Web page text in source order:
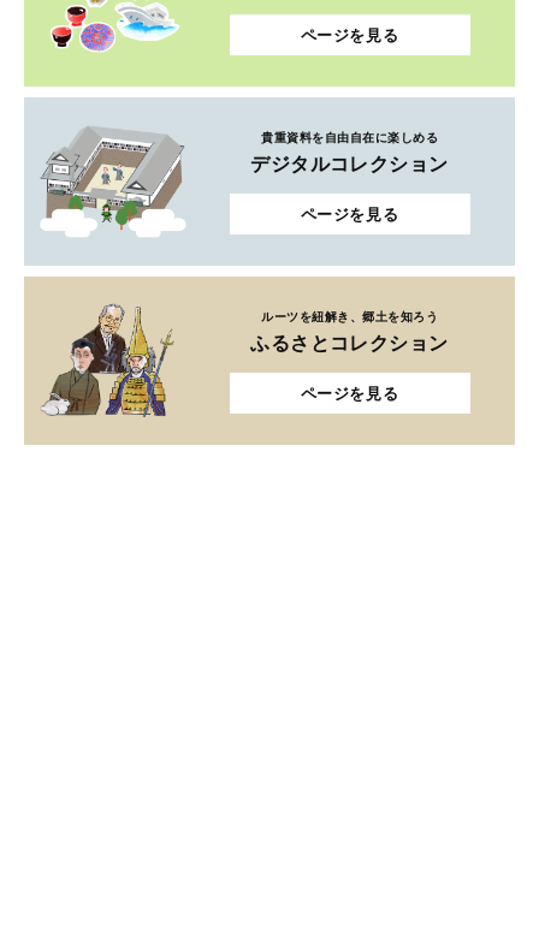
ページを見る
貴重資料を自由自在に楽しめる
デジタルコレクション
ページを見る
ルーツを紐解き、郷土を知ろう
ふるさとコレクション
ページを見る